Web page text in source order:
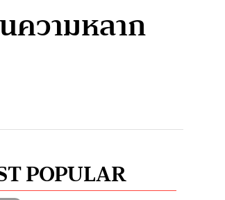
ความหลาก
POPULAR